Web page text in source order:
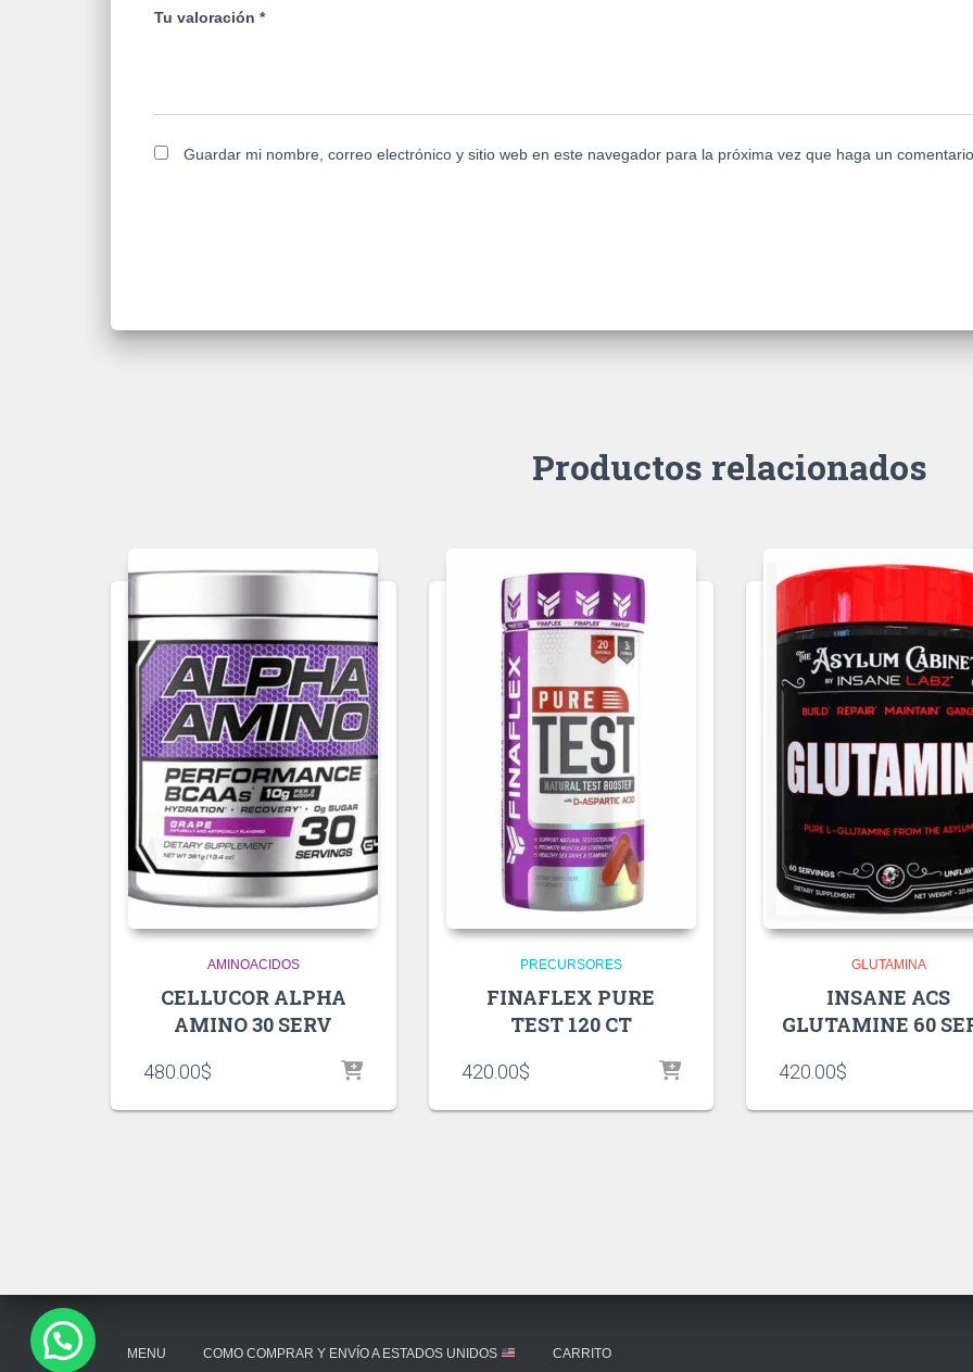
Tu valoración *
Guardar mi nombre, correo electrónico y sitio web en este navegador para la próxima vez que haga un
Productos relacionados
AMINOACIDOS
CELLUCOR ALPHA
AMINO 30 SERV
480.00$
PRECURSORES
FINAFLEX PURE
TEST 120 CT
420.00$
GLUTAMINA
INSANE ACS
GLUTAMINE 60
420.00$
MENU COMO COMPRAR Y ENVÍO A ESTADOS UNIDOS CARRITO